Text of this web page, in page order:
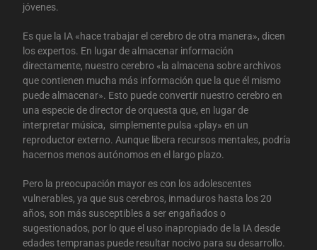
jóvenes.
Es que la IA «hace trabajar el cerebro de otra manera», dicen
los expertos. En lugar de almacenar información
directamente, nuestro cerebro «la almacena sobre archivos
que contienen mucha más información que la que él mismo
puede almacenar». Esto puede convertir nuestro cerebro en
una especie de director de orquesta que, en lugar de
interpretar música, simplemente pulsa «play» en un
reproductor externo. Aunque libera recursos mentales, podría
hacernos menos autónomos en el largo plazo.
Pero la preocupación mayor es con los adolescentes
vulnerables, ya que sus cerebros, inmaduros hasta los 20
años, son más susceptibles a ser engañados o
sugestionados, por lo que el uso inapropiado de la IA desde
edades tempranas puede resultar nocivo para su desarrollo.